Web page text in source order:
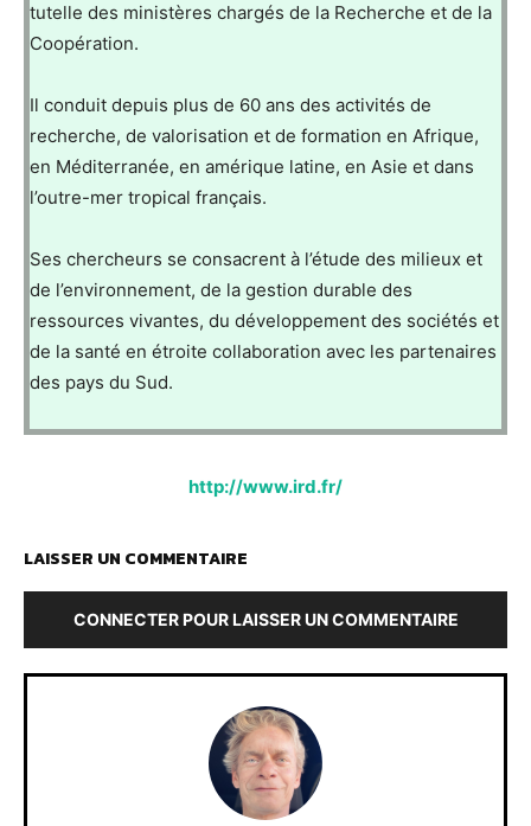
tutelle des ministères chargés de la Recherche et de la
Coopération.
Il conduit depuis plus de 60 ans des activités de
recherche, de valorisation et de formation en Afrique,
en Méditerranée, en amérique latine, en Asie et dans
l’outre-mer tropical français.
Ses chercheurs se consacrent à l’étude des milieux et
de l’environnement, de la gestion durable des
ressources vivantes, du développement des sociétés et
de la santé en étroite collaboration avec les partenaires
des pays du Sud.
http://www.ird.fr/
LAISSER UN COMMENTAIRE
CONNECTER POUR LAISSER UN COMMENTAIRE